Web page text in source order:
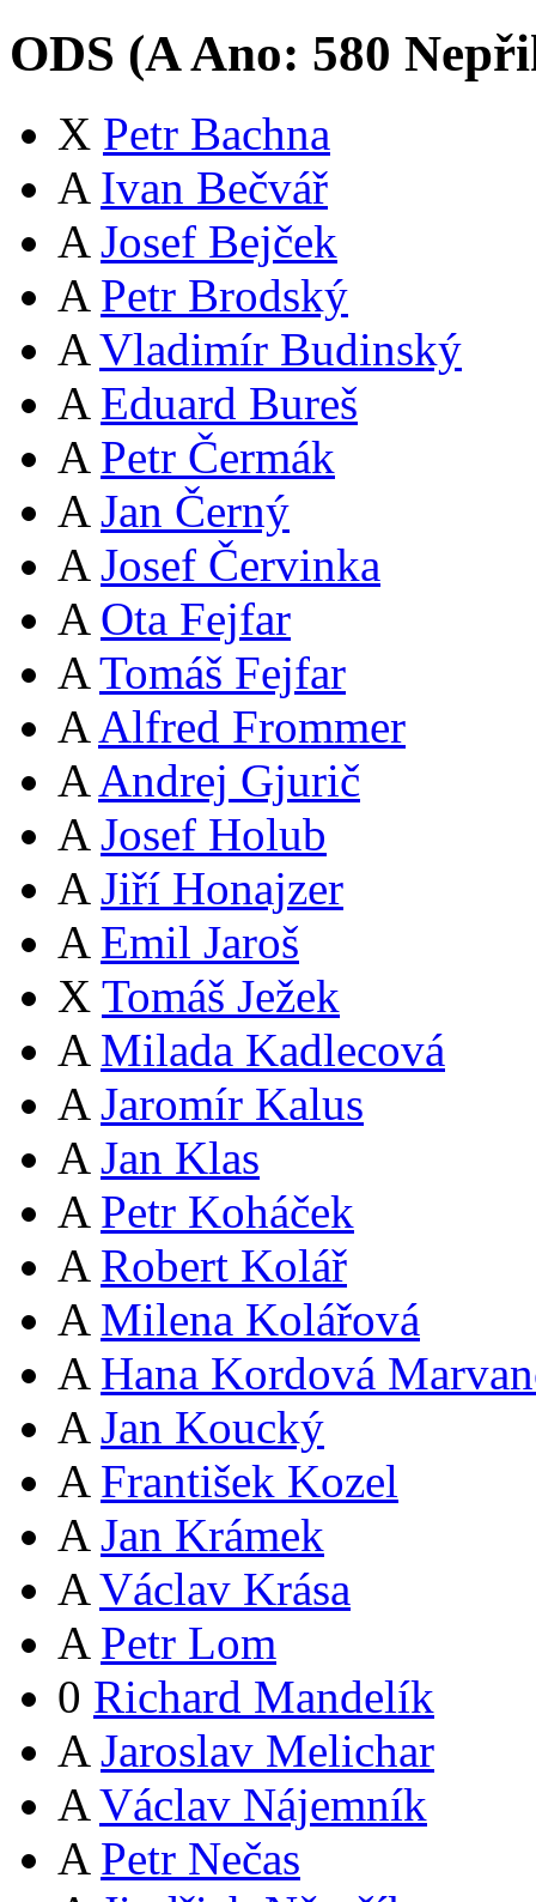
ODS (AAno: 580
X Petr Bachna
A Ivan Bečvář
A Josef Bejček
A Petr Brodský
A Vladimír Budinský
A Eduard Bureš
A Petr Čermák
A Jan Černý
A Josef Červinka
A Ota Fejfar
A Tomáš Fejfar
A Alfred Frommer
A Andrej Gjurič
A Josef Holub
A Jiří Honajzer
A Emil Jaroš
X Tomáš Ježek
A Milada Kadlecová
A Jaromír Kalus
A Jan Klas
A Petr Koháček
A Robert Kolář
A Milena Kolářová
A Hana Kordová
A Jan Koucký
A František Kozel
A Jan Krámek
A Václav Krása
A Petr Lom
0 Richard Mandelík
A Jaroslav Melichar
A Václav Nájemník
A Petr Nečas